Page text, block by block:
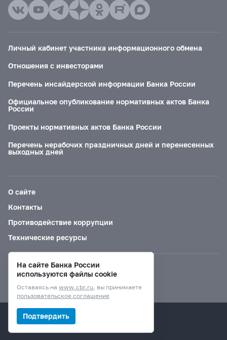
Личный кабинет участника информационного обмена
Отношения с инвесторами
Перечень инсайдерской информации Банка России
Официальное опубликование нормативных актов Банка
России
Проекты нормативных актов Банка России
Перечень нерабочих праздничных дней и перенесенных
выходных дней
О сайте
Контакты
Противодействие коррупции
Технические ресурсы
Версия для слабовидящих
© Банк России, 2000–2026.
На сайте Банка России
используются файлы cookie
Оставаясь на www.cbr.ru, вы принимаете
пользовательское соглашение
Подтвердить